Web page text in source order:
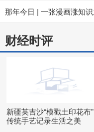
那年今日 | 一张漫画涨知
财经时评
新疆英吉沙“模戳土印花布”
传统手艺记录生活之美